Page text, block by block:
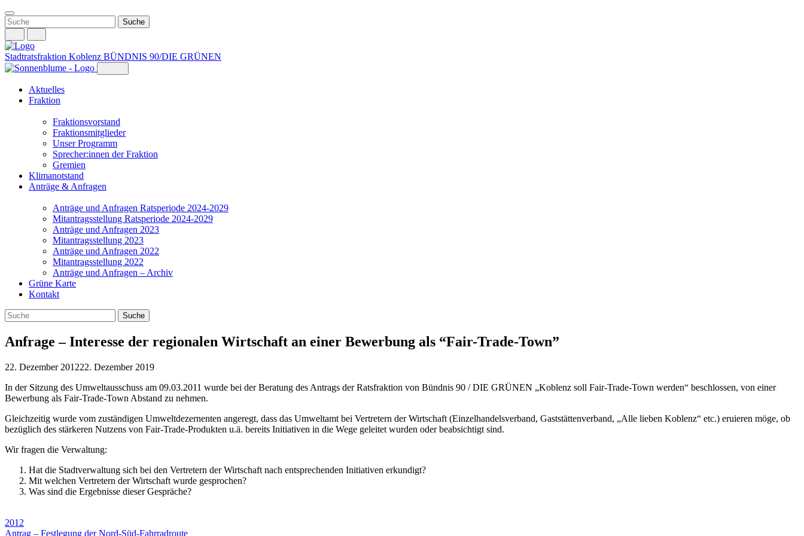
Weiter
zum
Inhalt
Stadtratsfraktion Koblenz BÜNDNIS 90/DIE GRÜNEN
Aktuelles
Fraktion
Fraktionsvorstand
Fraktionsmitglieder
Unser Programm
Sprecher:innen der Fraktion
Gremien
Klimanotstand
Anträge & Anfragen
Anträge und Anfragen Ratsperiode 2024-2029
Mitantragsstellung Ratsperiode 2024-2029
Anträge und Anfragen 2023
Mitantragsstellung 2023
Anträge und Anfragen 2022
Mitantragsstellung 2022
Anträge und Anfragen – Archiv
Grüne Karte
Kontakt
Anfrage – Interesse der regionalen Wirtschaft an einer Bewerbung als “Fair-Trade-Town”
22. Dezember 201222. Dezember 2019
In der Sitzung des Umweltausschuss am 09.03.2011 wurde bei der Beratung des Antrags der Ratsfraktion von Bündnis 90 / DIE GRÜNEN „Koblenz soll Fair-Trade-Town werden“ beschlossen, von einer
Bewerbung als Fair-Trade-Town Abstand zu nehmen.
Gleichzeitig wurde vom zuständigen Umweltdezernenten angeregt, dass das Umweltamt bei Vertretern der Wirtschaft (Einzelhandelsverband, Gaststättenverband, „Alle lieben Koblenz“ etc.) eruieren möge, ob
bezüglich des stärkeren Nutzens von Fair-Trade-Produkten u.ä. bereits Initiativen in die Wege geleitet wurden oder beabsichtigt sind.
Wir fragen die Verwaltung:
Hat die Stadtverwaltung sich bei den Vertretern der Wirtschaft nach entsprechenden Initiativen erkundigt?
Mit welchen Vertretern der Wirtschaft wurde gesprochen?
Was sind die Ergebnisse dieser Gespräche?
2012
Antrag – Festlegung der Nord-Süd-Fahrradroute